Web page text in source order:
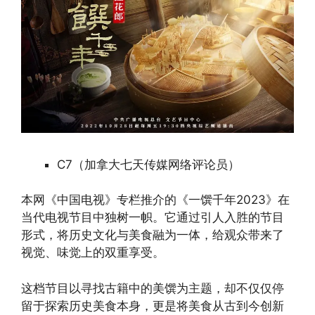
C7（加拿大七天传媒网络评论员）
本网《中国电视》专栏推介的《一馔千年2023》在
当代电视节目中独树一帜。它通过引人入胜的节目
形式，将历史文化与美食融为一体，给观众带来了
视觉、味觉上的双重享受。
这档节目以寻找古籍中的美馔为主题，却不仅仅停
留于探索历史美食本身，更是将美食从古到今创新